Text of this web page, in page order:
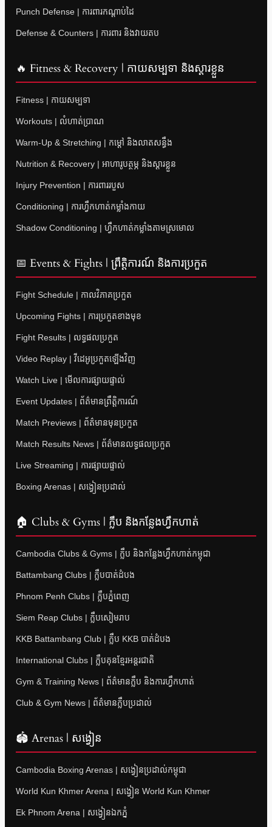
Punch Defense | ការពារកណ្តាប់ដៃ
Defense & Counters | ការពារ និងវាយតប
🔥 Fitness & Recovery | កាយសម្បទា និងស្តារខ្លួន
Fitness | កាយសម្បទា
Workouts | លំហាត់ប្រាណ
Warm-Up & Stretching | កម្តៅ និងលាតសន្ធឹង
Nutrition & Recovery | អាហារូបត្ថម្ភ និងស្តារខ្លួន
Injury Prevention | ការពាររបួស
Conditioning | ការហ្វឹកហាត់កម្លាំងកាយ
Shadow Conditioning | ហ្វឹកហាត់កម្លាំងតាមស្រមោល
📅 Events & Fights | ព្រឹត្តិការណ៍ និងការប្រកួត
Fight Schedule | កាលវិភាគប្រកួត
Upcoming Fights | ការប្រកួតខាងមុខ
Fight Results | លទ្ធផលប្រកួត
Video Replay | វីដេអូប្រកួតឡើងវិញ
Watch Live | មើលការផ្សាយផ្ទាល់
Event Updates | ព័ត៌មានព្រឹត្តិការណ៍
Match Previews | ព័ត៌មានមុនប្រកួត
Match Results News | ព័ត៌មានលទ្ធផលប្រកួត
Live Streaming | ការផ្សាយផ្ទាល់
Boxing Arenas | សង្វៀនប្រដាល់
🏠 Clubs & Gyms | ក្លឹប និងកន្លែងហ្វឹកហាត់
Cambodia Clubs & Gyms | ក្លឹប និងកន្លែងហ្វឹកហាត់កម្ពុជា
Battambang Clubs | ក្លឹបបាត់ដំបង
Phnom Penh Clubs | ក្លឹបភ្នំពេញ
Siem Reap Clubs | ក្លឹបសៀមរាប
KKB Battambang Club | ក្លឹប KKB បាត់ដំបង
International Clubs | ក្លឹបគុនខ្មែរអន្តរជាតិ
Gym & Training News | ព័ត៌មានក្លឹប និងការហ្វឹកហាត់
Club & Gym News | ព័ត៌មានក្លឹបប្រដាល់
🏟 Arenas | សង្វៀន
Cambodia Boxing Arenas | សង្វៀនប្រដាល់កម្ពុជា
World Kun Khmer Arena | សង្វៀន World Kun Khmer
Ek Phnom Arena | សង្វៀនឯកភ្នំ